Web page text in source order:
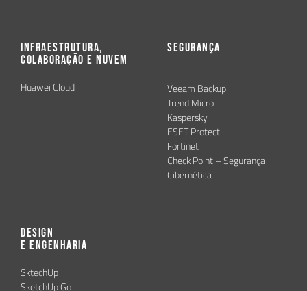
Infraestrutura,
Colaboração e Nuvem
Huawei Cloud
Segurança
Veeam Backup
Trend Micro
Kaspersky
ESET Protect
Fortinet
Check Point – Segurança
Cibernética
Design
e Engenharia
SktechUp
SketchUp Go